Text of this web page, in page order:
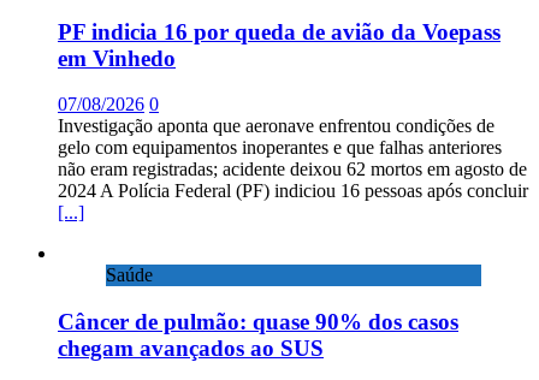
PF indicia 16 por queda de avião da Voepass
em Vinhedo
07/08/2026 0
Investigação aponta que aeronave enfrentou condições de
gelo com equipamentos inoperantes e que falhas anteriores
não eram registradas; acidente deixou 62 mortos em agosto de
2024 A Polícia Federal (PF) indiciou 16 pessoas após concluir
[...]
Saúde
Câncer de pulmão: quase 90% dos casos
chegam avançados ao SUS